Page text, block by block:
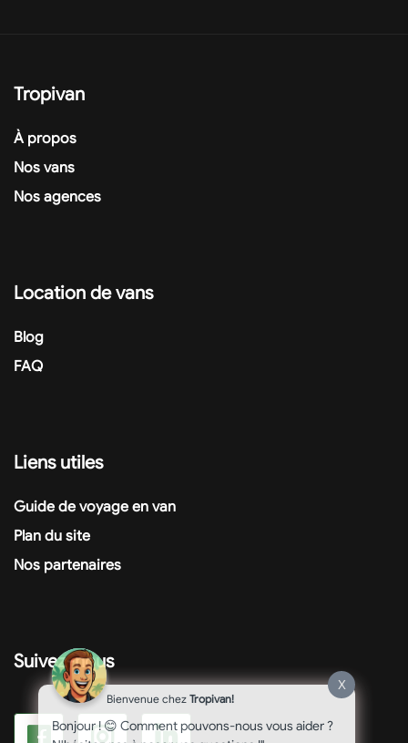
Tropivan
À propos
Nos vans
Nos agences
Location de vans
Blog
FAQ
Liens utiles
Guide de voyage en van
Plan du site
Nos partenaires
Suivez-nous
X
Bienvenue chez Tropivan!
Bonjour ! 😊 Comment pouvons-nous vous aider ?